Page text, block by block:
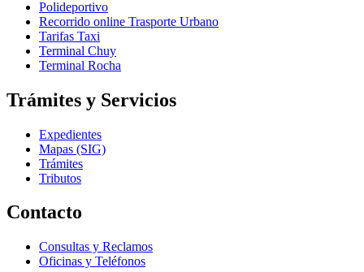
Polideportivo
Recorrido online Trasporte Urbano
Tarifas Taxi
Terminal Chuy
Terminal Rocha
Trámites y Servicios
Expedientes
Mapas (SIG)
Trámites
Tributos
Contacto
Consultas y Reclamos
Oficinas y Teléfonos